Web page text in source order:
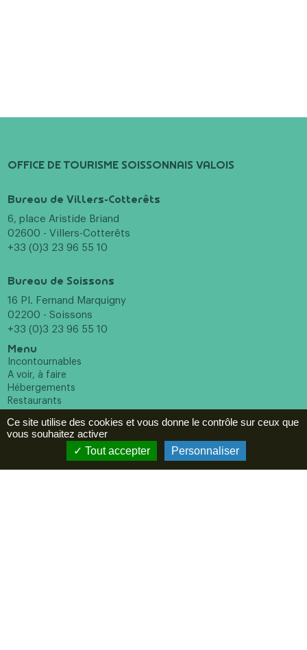
OFFICE DE TOURISME SOISSONNAIS VALOIS
Bureau de Villers-Cotterêts
6, place Aristide Briand
02600 - Villers-Cotterêts
+33 (0)3 23 96 55 10
Bureau de Soissons
16 Pl. Fernand Marquigny
02200 - Soissons
+33 (0)3 23 96 55 10
Menu
Incontournables
A voir, à faire
Hébergements
Restaurants
ESPACE PRO
Ce site utilise des cookies et vous donne le contrôle sur ceux que
vous souhaitez activer
Tout accepter
Personnaliser